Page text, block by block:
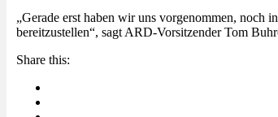
„Gerade erst haben wir uns vorgenommen, noch
bereitzustellen“, sagt ARD-Vorsitzender Tom
Share this: